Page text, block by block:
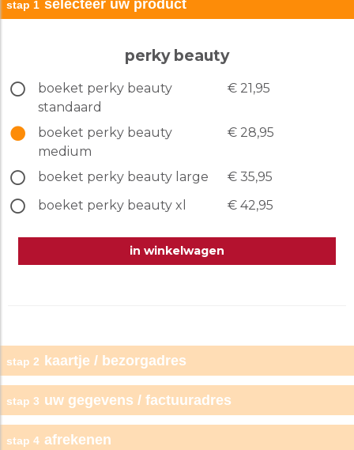
stap 1 selecteer uw product
perky beauty
boeket perky beauty
standaard
€ 21,95
boeket perky beauty
medium
€ 28,95
boeket perky beauty large
€ 35,95
boeket perky beauty xl
€ 42,95
in winkelwagen
stap 2 kaartje / bezorgadres
kies kaartje
stap 3 uw gegevens / factuuradres
particulier bedrijf
stap 4 afrekenen